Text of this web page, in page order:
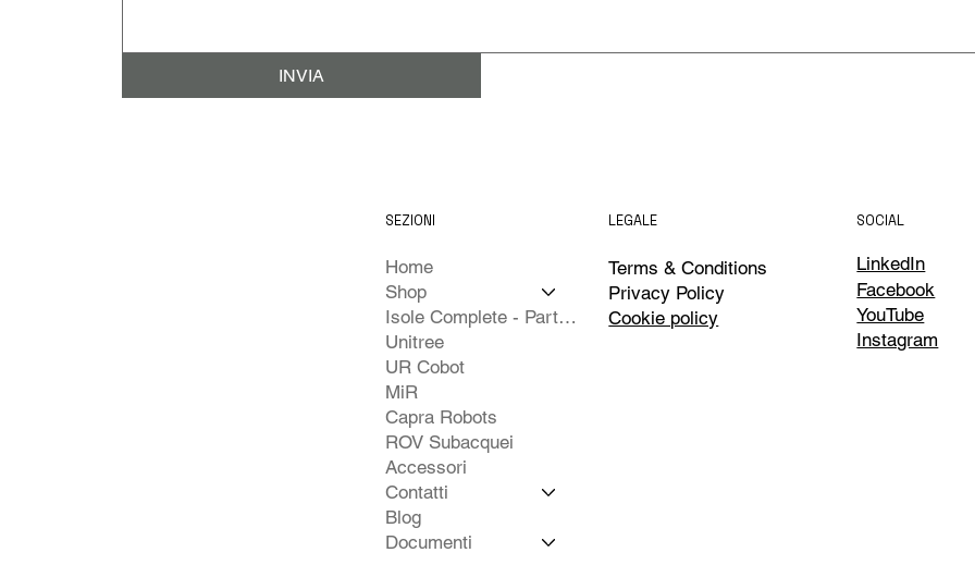
INVIA
SEZIONI
Home
Shop
Isole Complete - Partner
Unitree
UR Cobot
MiR
Capra Robots
ROV Subacquei
Accessori
Contatti
Blog
Documenti
LEGALE
Terms & Conditions
Privacy Policy
Cookie policy
SOCIAL
LinkedIn
Facebook
YouTube
Instagram